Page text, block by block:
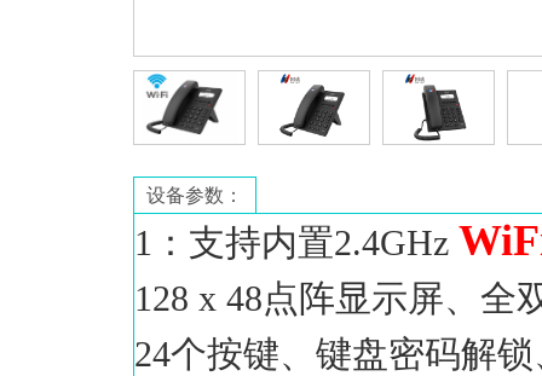
设备参数：
1：支持内置2.4GHz
128 x 48点阵显示屏、全
24个按键、键盘密码解